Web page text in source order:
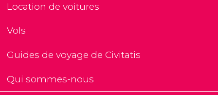
Location de voitures
Vols
Guides de voyage de Civitatis
Qui sommes-nous